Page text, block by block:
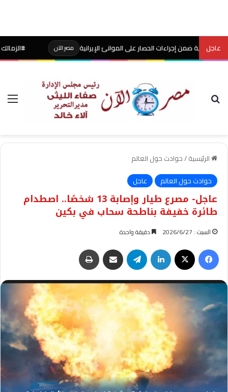
عاجل مصر الآن #الزمالك ينتظر 75 مليون جنيه من بيع حسام عبد المجيد
بحث عن
الرئيسية/حوادث حول العالم
حوادث حول العالم
عاجل
عاجل- مصرع طيار وإصابة 13 شخصًا.. اصطدام
طائرة خفيفة بناطحة سحاب في بكين
السبت : 2026/6/27 دقيقة واحدة
فيسبوك لينكدإن تيلقرام مشاركة عبر البريد